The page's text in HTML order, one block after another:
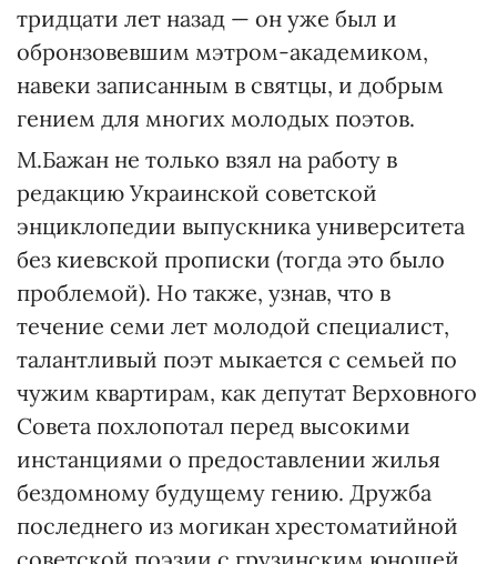
тридцати лет назад — он уже был и
обронзовевшим мэтром-академиком,
навеки записанным в святцы, и добрым
гением для многих молодых поэтов.
М.Бажан не только взял на работу в
редакцию Украинской советской
энциклопедии выпускника университета
без киевской прописки (тогда это было
проблемой). Но также, узнав, что в
течение семи лет молодой специалист,
талантливый поэт мыкается с семьей по
чужим квартирам, как депутат Верховного
Совета похлопотал перед высокими
инстанциями о предоставлении жилья
бездомному будущему гению. Дружба
последнего из могикан хрестоматийной